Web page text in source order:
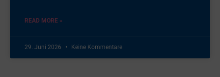
READ MORE »
29. Juni 2026 Keine Kommentare